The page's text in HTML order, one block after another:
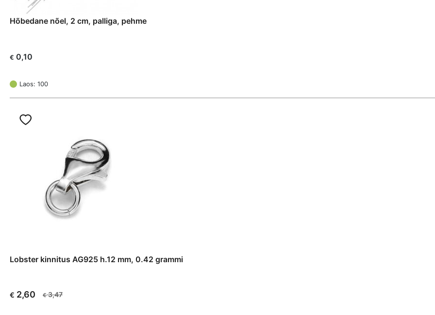
Hõbedane nõel, 2 cm, palliga, pehme
€ 0,10
Laos: 100
Lobster kinnitus AG925 h.12 mm, 0.42 grammi
€3,47
Algne
€ 2,60
Current